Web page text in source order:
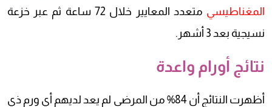
المغناطيسي
متعدد المعايير خلال 72 ساعة ثم عبر خزعة
نسيجية بعد 3 أشهر.
نتائج أورام واعدة
أظهرت النتائج أن 84% من المرضى لم يعد لديهم أي ورم ذي